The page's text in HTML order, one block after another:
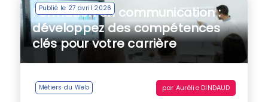
Publié le 27 avril 2026
Formation en communication :
développez des compétences
clés pour votre carrière
Métiers du Web par Aurélie DINDAUD